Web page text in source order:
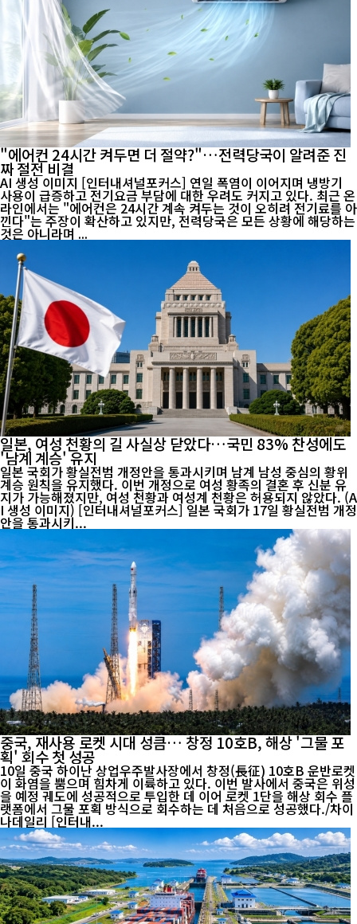
"에어컨 24시간 켜두면 더 절약?"…전력당국이 알려준 진
짜 절전 비결
AI 생성 이미지 [인터내셔널포커스] 연일 폭염이 이어지며 냉방기
사용이 급증하고 전기요금 부담에 대한 우려도 커지고 있다. 최근 온
라인에서는 "에어컨은 24시간 계속 켜두는 것이 오히려 전기료를 아
낀다"는 주장이 확산하고 있지만, 전력당국은 모든 상황에 해당하는
것은 아니라며 ...
일본, 여성 천황의 길 사실상 닫았다…국민 83% 찬성에도
'남계 계승' 유지
일본 국회가 황실전범 개정안을 통과시키며 남계 남성 중심의 황위
계승 원칙을 유지했다. 이번 개정으로 여성 황족의 결혼 후 신분 유
지가 가능해졌지만, 여성 천황과 여성계 천황은 허용되지 않았다. (A
I 생성 이미지) [인터내셔널포커스] 일본 국회가 17일 황실전범 개정
안을 통과시키...
중국, 재사용 로켓 시대 성큼… 창정 10호B, 해상 '그물 포
획' 회수 첫 성공
10일 중국 하이난 상업우주발사장에서 창정(長征) 10호B 운반로켓
이 화염을 뿜으며 힘차게 이륙하고 있다. 이번 발사에서 중국은 위성
을 예정 궤도에 성공적으로 투입한 데 이어 로켓 1단을 해상 회수 플
랫폼에서 그물 포획 방식으로 회수하는 데 처음으로 성공했다./차이
나데일리 [인터내...